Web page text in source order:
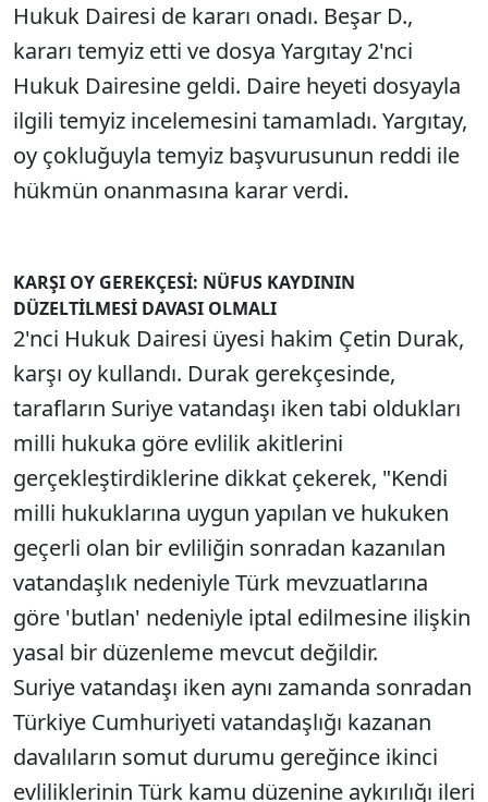
Hukuk Dairesi de kararı onadı. Beşar D.,
kararı temyiz etti ve dosya Yargıtay 2'nci
Hukuk Dairesine geldi. Daire heyeti dosyayla
ilgili temyiz incelemesini tamamladı. Yargıtay,
oy çokluğuyla temyiz başvurusunun reddi ile
hükmün onanmasına karar verdi.
KARŞI OY GEREKÇESİ: NÜFUS KAYDININ
DÜZELTİLMESİ DAVASI OLMALI
2'nci Hukuk Dairesi üyesi hakim Çetin Durak,
karşı oy kullandı. Durak gerekçesinde,
tarafların Suriye vatandaşı iken tabi oldukları
milli hukuka göre evlilik akitlerini
gerçekleştirdiklerine dikkat çekerek, "Kendi
milli hukuklarına uygun yapılan ve hukuken
geçerli olan bir evliliğin sonradan kazanılan
vatandaşlık nedeniyle Türk mevzuatlarına
göre 'butlan' nedeniyle iptal edilmesine ilişkin
yasal bir düzenleme mevcut değildir.
Suriye vatandaşı iken aynı zamanda sonradan
Türkiye Cumhuriyeti vatandaşlığı kazanan
davalıların somut durumu gereğince ikinci
evliliklerinin Türk kamu düzenine aykırılığı ileri